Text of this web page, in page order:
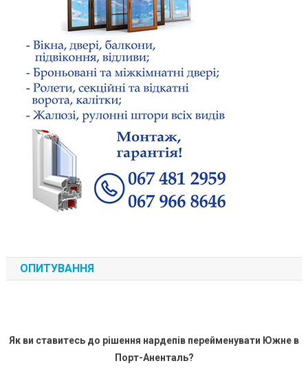
ОПИТУВАННЯ
Як ви ставитесь до рішення нардепів перейменувати Южне в
Порт-Аненталь?